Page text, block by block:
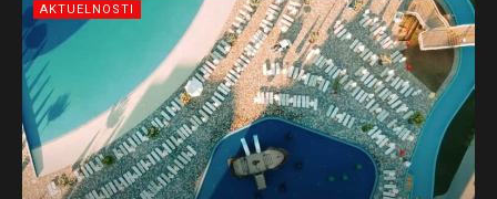
AKTUELNOSTI